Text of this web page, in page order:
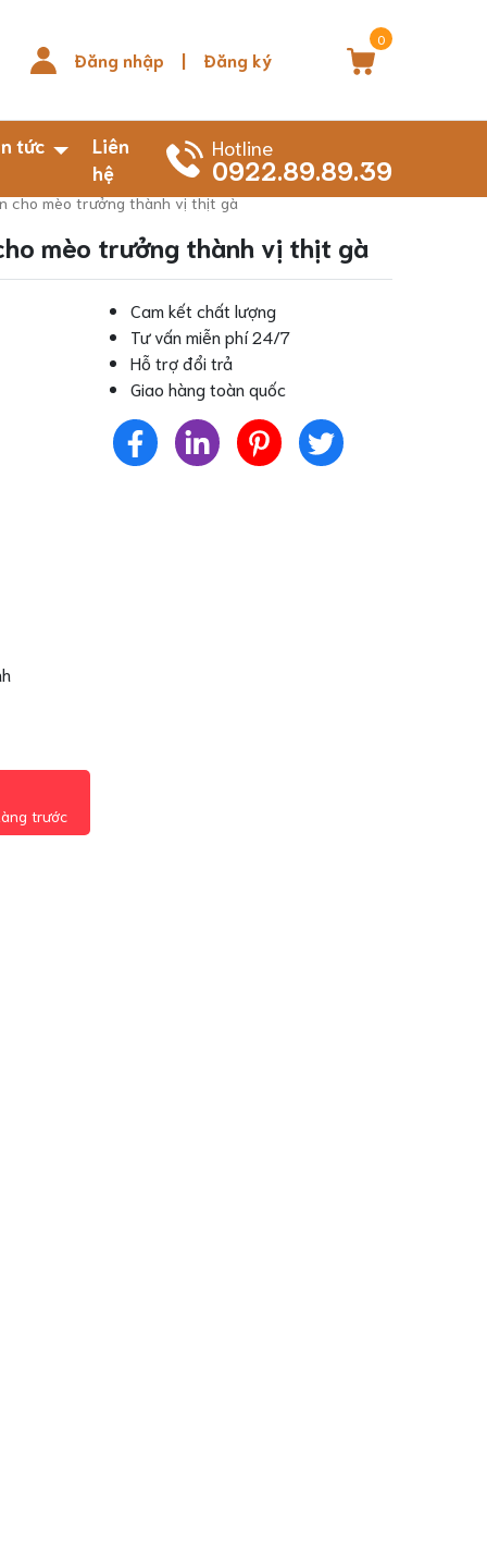
Đăng nhập | Đăng ký
0
tức
Liên
hệ
Hotline
0922.89.89.39
cho mèo trưởng thành vị thịt gà
mèo trưởng thành vị thịt gà
trước
Cam kết chất lượng
Tư vấn miễn phí 24/7
Hỗ trợ đổi trả
Giao hàng toàn quốc